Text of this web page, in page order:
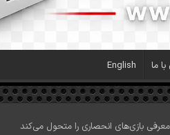
ما English
بازی‌های انحصاری را متحول می‌کند